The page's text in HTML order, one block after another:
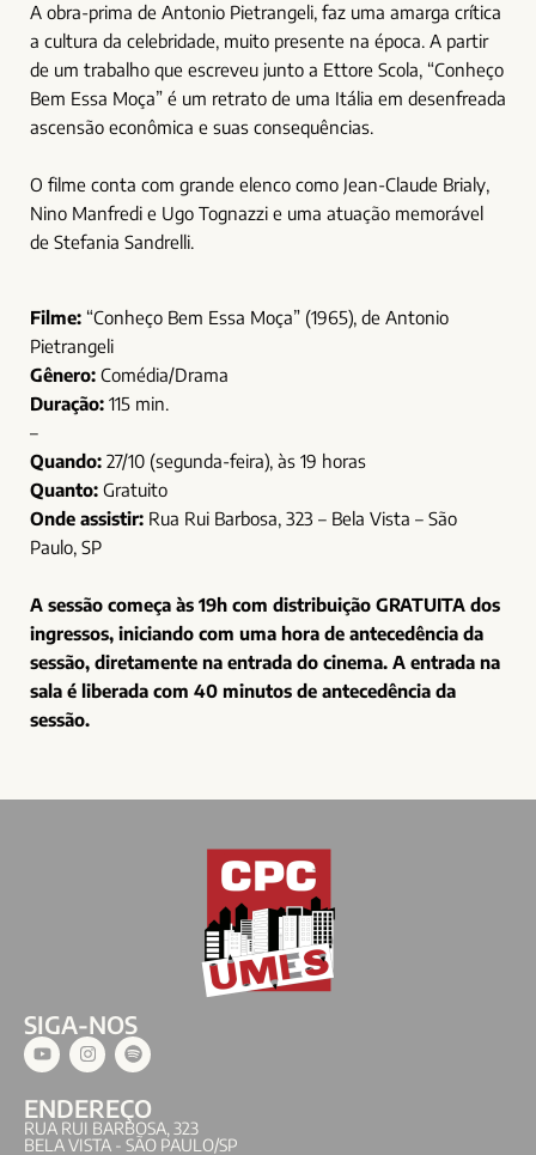
A obra-prima de Antonio Pietrangeli, faz uma amarga crítica
a cultura da celebridade, muito presente na época. A partir
de um trabalho que escreveu junto a Ettore Scola, “Conheço
Bem Essa Moça” é um retrato de uma Itália em desenfreada
ascensão econômica e suas consequências.
O filme conta com grande elenco como Jean-Claude Brialy,
Nino Manfredi e Ugo Tognazzi e uma atuação memorável
de Stefania Sandrelli.
Filme: “Conheço Bem Essa Moça” (1965), de Antonio
Pietrangeli
Gênero: Comédia/Drama
Duração: 115 min.
–
Quando: 27/10 (segunda-feira), às 19 horas
Quanto: Gratuito
Onde assistir: Rua Rui Barbosa, 323 – Bela Vista – São
Paulo, SP
A sessão começa às 19h com distribuição GRATUITA dos
ingressos, iniciando com uma hora de antecedência da
sessão, diretamente na entrada do cinema. A entrada na
sala é liberada com 40 minutos de antecedência da
sessão.
SIGA-NOS
ENDEREÇO
RUA RUI BARBOSA, 323
BELA VISTA - SÃO PAULO/SP